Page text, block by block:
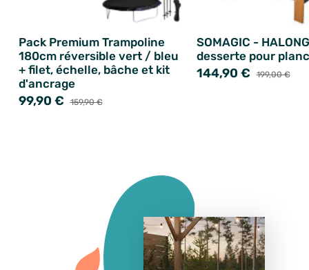
Pack Premium Trampoline
180cm réversible vert / bleu
+ filet, échelle, bâche et kit
d'ancrage
99,90 € 159,90 €
SOMAGIC - HALONG
desserte pour
144,90 € 199,00 €